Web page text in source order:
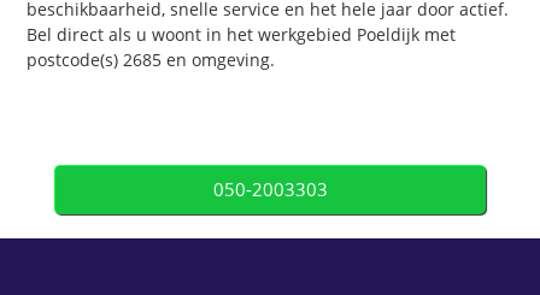
beschikbaarheid, snelle service en het hele jaar door actief.
Bel direct als u woont in het werkgebied Poeldijk met
postcode(s) 2685 en omgeving.
050-2003303